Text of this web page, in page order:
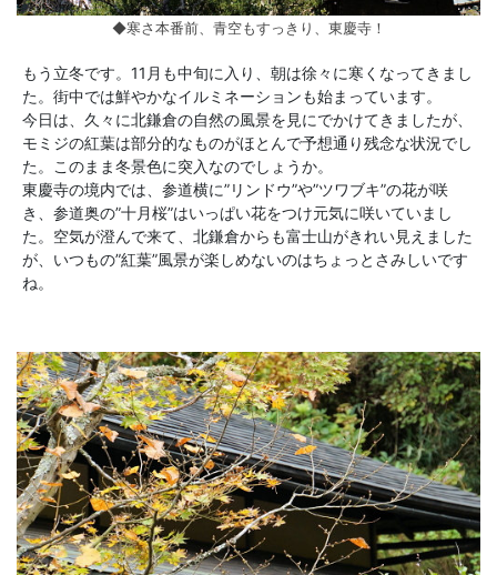
◆寒さ本番前、青空もすっきり、東慶寺！
もう立冬です。11月も中旬に入り、朝は徐々に寒くなってきまし
た。街中では鮮やかなイルミネーションも始まっています。
今日は、久々に北鎌倉の自然の風景を見にでかけてきましたが、
モミジの紅葉は部分的なものがほとんで予想通り残念な状況でし
た。このまま冬景色に突入なのでしょうか。
東慶寺の境内では、参道横に”リンドウ”や”ツワブキ”の花が咲
き、参道奥の”十月桜”はいっぱい花をつけ元気に咲いていまし
た。空気が澄んで来て、北鎌倉からも富士山がきれい見えました
が、いつもの”紅葉”風景が楽しめないのはちょっとさみしいです
ね。